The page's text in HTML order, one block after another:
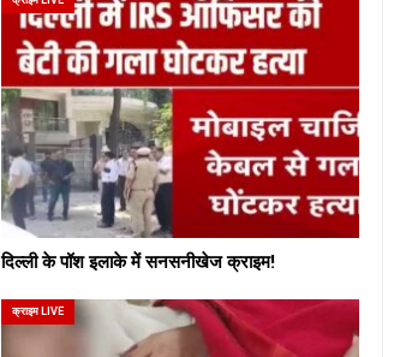
दिल्ली के पॉश इलाके में सनसनीखेज क्राइम!
क्राइम LIVE